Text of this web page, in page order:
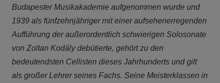
Budapester Musikakademie aufgenommen wurde und
1939 als fünfzehnjähriger mit einer aufsehenerregenden
Aufführung der außerordentlich schwierigen Solosonate
von Zoltan Kodály debütierte, gehört zu den
bedeutendsten Cellisten dieses Jahrhunderts und gilt
als großer Lehrer seines Fachs. Seine Meisterklassen in